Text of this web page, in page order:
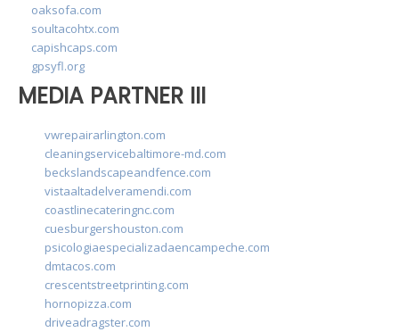
oaksofa.com
soultacohtx.com
capishcaps.com
gpsyfl.org
MEDIA PARTNER III
vwrepairarlington.com
cleaningservicebaltimore-md.com
beckslandscapeandfence.com
vistaaltadelveramendi.com
coastlinecateringnc.com
cuesburgershouston.com
psicologiaespecializadaencampeche.com
dmtacos.com
crescentstreetprinting.com
hornopizza.com
driveadragster.com